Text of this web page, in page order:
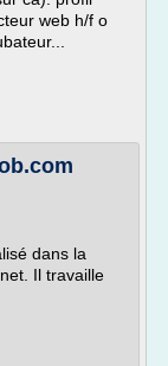
web h/f o
dans la
Il travaille